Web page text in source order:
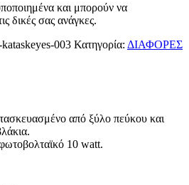
και μπορούν να
δικές σας ανάγκες.
003 Κατηγορία: ΔΙΑΦΟΡΕΣ
από ξύλο πεύκου και
10 watt.